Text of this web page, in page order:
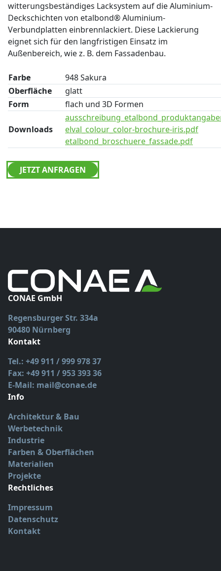
witterungsbeständiges Lacksystem auf die Aluminium-
Deckschichten von etalbond® Aluminium-
Verbundplatten einbrennlackiert. Diese Lackierung
eignet sich für den langfristigen Einsatz im
Außenbereich, wie z. B. dem Fassadenbau.
Farbe
948 Sakura
Oberfläche
glatt
Form
flach und 3D Formen
Downloads
elval_colour_color-brochure-iris.pdf
etalbond_broschuere_fassade.pdf
JETZT ANFRAGEN
CONAE GmbH
Regensburger Str. 334a
90480 Nürnberg
Kontakt
Tel.: +49 911 / 999 978 37
Fax: +49 911 / 953 393 36
E-Mail: mail@conae.de
Info
Architektur & Bau
Werbetechnik
Industrie
Farben & Oberflächen
Materialien
Projekte
Rechtliches
Impressum
Datenschutz
Kontakt